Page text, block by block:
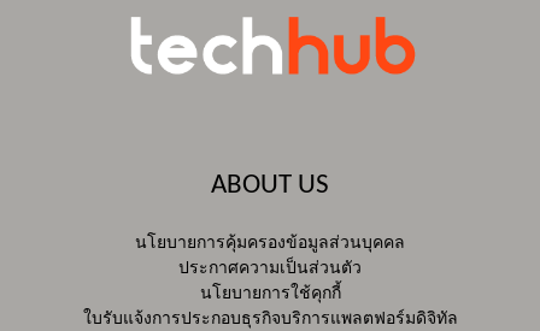
ABOUT US
นโยบายการคุ้มครองข้อมูลส่วนบุคคล
ประกาศความเป็นส่วนตัว
นโยบายการใช้คุกกี้
ใบรับแจ้งการประกอบธุรกิจบริการแพลตฟอร์มดิจิทัล